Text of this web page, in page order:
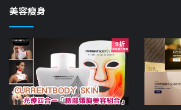
美容瘦身